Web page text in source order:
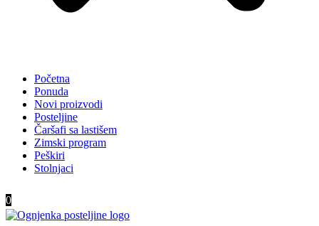
Početna
Ponuda
Novi proizvodi
Posteljine
Čaršafi sa lastišem
Zimski program
Peškiri
Stolnjaci
0